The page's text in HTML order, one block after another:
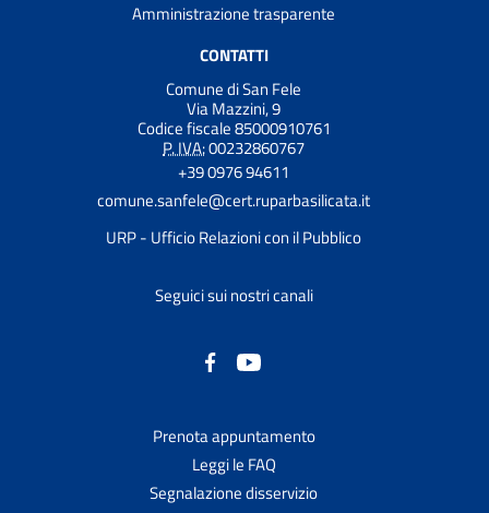
Amministrazione trasparente
CONTATTI
Comune di San Fele
Via Mazzini, 9
Codice fiscale 85000910761
P. IVA:00232860767
+39 0976 94611
comune.sanfele@cert.ruparbasilicata.it
URP - Ufficio Relazioni con il Pubblico
Seguici sui nostri canali
Prenota appuntamento
Leggi le FAQ
Segnalazione disservizio